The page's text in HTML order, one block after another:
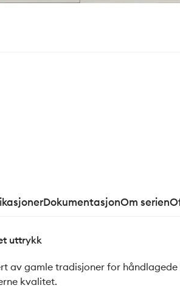
DokumentasjonOm serien
uttrykk
av gamle tradisjoner for
kvalitet.